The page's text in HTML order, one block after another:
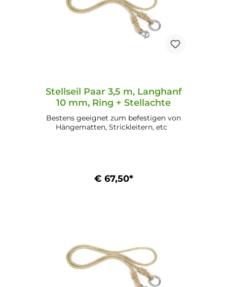
Stellseil Paar 3,5 m, Langhanf
10 mm, Ring + Stellachte
Bestens geeignet zum befestigen von
Hängematten, Strickleitern, etc
€ 67,50*